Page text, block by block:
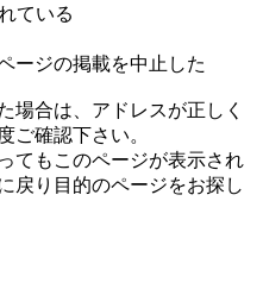
ている
ージの掲載を中止した
場合は、アドレスが正しく
ご確認下さい。
てもこのページが表示され
戻り目的のページをお探し